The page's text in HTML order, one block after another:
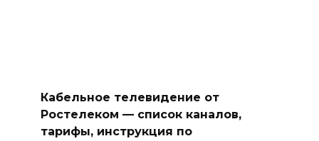
Кабельное телевидение от
Ростелеком — список каналов,
тарифы, инструкция по